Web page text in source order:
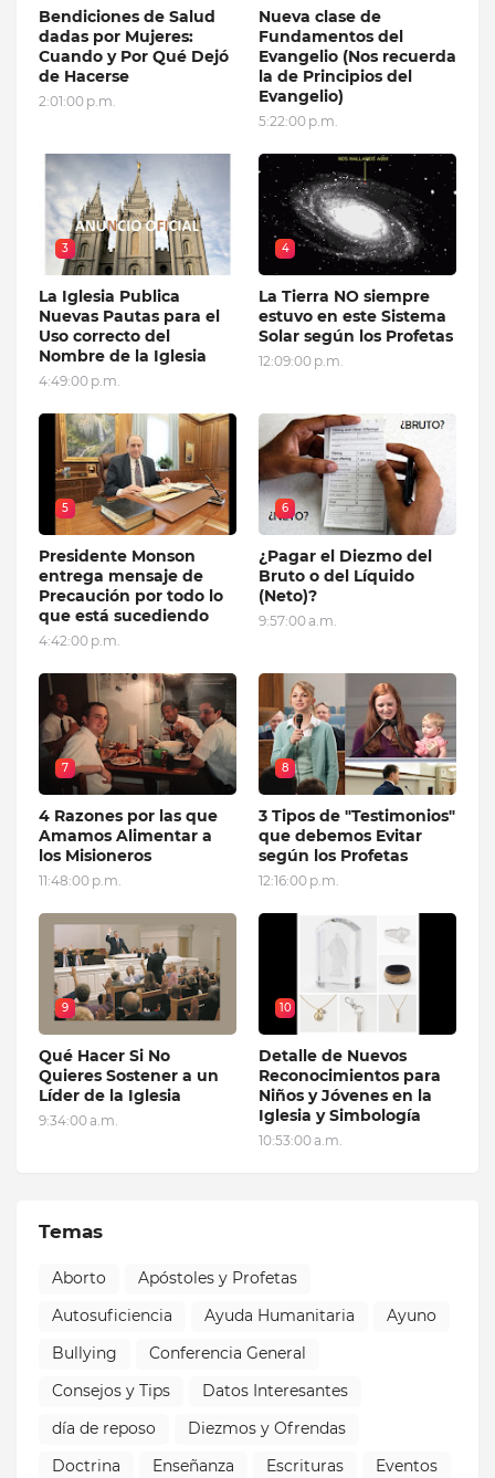
Bendiciones de Salud
dadas por Mujeres:
Cuando y Por Qué Dejó
de Hacerse
2:01:00 p.m.
Nueva clase de
Fundamentos del
Evangelio (Nos recuerda
la de Principios del
Evangelio)
5:22:00 p.m.
3
La Iglesia Publica
Nuevas Pautas para el
Uso correcto del
Nombre de la Iglesia
4:49:00 p.m.
4
La Tierra NO siempre
estuvo en este Sistema
Solar según los Profetas
12:09:00 p.m.
5
Presidente Monson
entrega mensaje de
Precaución por todo lo
que está sucediendo
4:42:00 p.m.
6
¿Pagar el Diezmo del
Bruto o del Líquido
(Neto)?
9:57:00 a.m.
7
4 Razones por las que
Amamos Alimentar a
los Misioneros
11:48:00 p.m.
8
3 Tipos de "Testimonios"
que debemos Evitar
según los Profetas
12:16:00 p.m.
9
Qué Hacer Si No
Quieres Sostener a un
Líder de la Iglesia
9:34:00 a.m.
10
Detalle de Nuevos
Reconocimientos para
Niños y Jóvenes en la
Iglesia y Simbología
10:53:00 a.m.
Temas
Aborto
Apóstoles y Profetas
Autosuficiencia
Ayuda Humanitaria
Ayuno
Bullying
Conferencia General
Consejos y Tips
Datos Interesantes
día de reposo
Diezmos y Ofrendas
Doctrina
Enseñanza Escrituras
Eventos